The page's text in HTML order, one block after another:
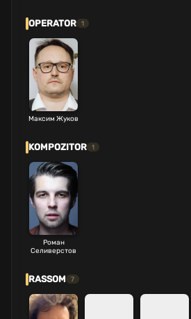
OPERATOR 1
Максим Жуков
KOMPOZITOR 1
Роман
Селиверстов
RASSOM 7